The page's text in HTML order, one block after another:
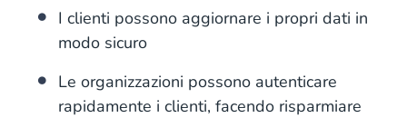
I clienti possono aggiornare i propri dati in
modo sicuro
Le organizzazioni possono autenticare
rapidamente i clienti, facendo risparmiare